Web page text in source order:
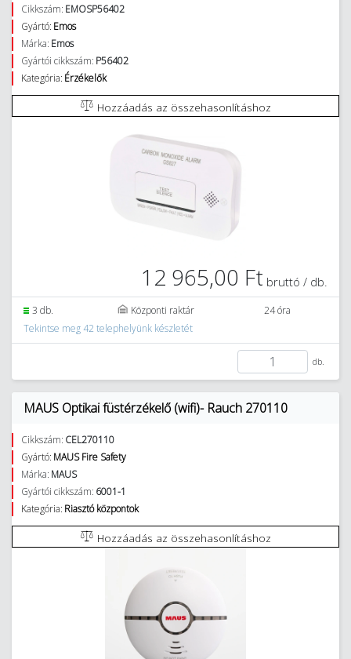
Cikkszám: EMOSP56402
Gyártó: Emos
Márka: Emos
Gyártói cikkszám: P56402
Kategória: Érzékelők
Hozzáadás az összehasonlításhoz
12 965,00 Ft bruttó / db.
3 db. Központi raktár
24 óra
Tekintse meg 42 telephelyünk készletét
db.
MAUS Optikai füstérzékelő (wifi)- Rauch 270110
Cikkszám: CEL270110
Gyártó: MAUS Fire Safety
Márka: MAUS
Gyártói cikkszám: 6001-1
Kategória: Riasztó központok
Hozzáadás az összehasonlításhoz